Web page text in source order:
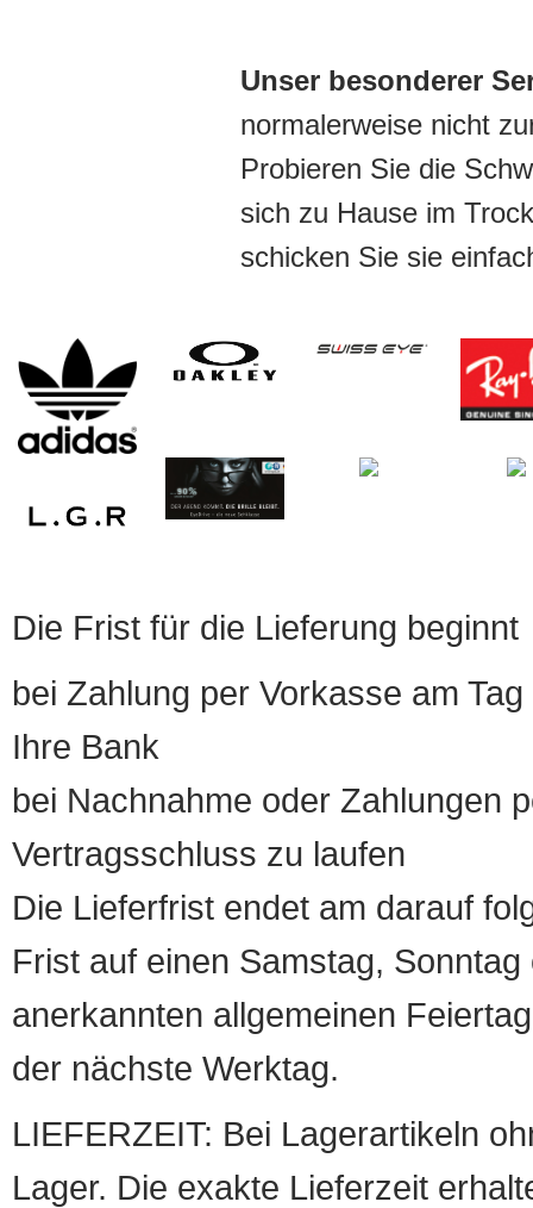
Unser besonderer
normalerweise nicht
Probieren Sie die
sich zu Hause im
schicken Sie sie
Die Frist für die Lieferung beginnt
bei Zahlung per Vorkasse am
Ihre Bank
bei Nachnahme oder Zahlungen
Vertragsschluss zu laufen
Die Lieferfrist endet am darauf
Frist auf einen Samstag,
anerkannten allgemeinen
der nächste Werktag.
LIEFERZEIT: Bei Lagerartikeln
Lager. Die exakte Lieferzeit